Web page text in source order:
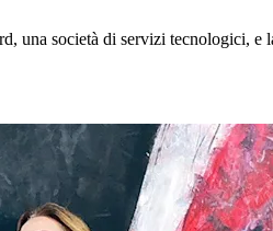
una società di servizi tecnologici,